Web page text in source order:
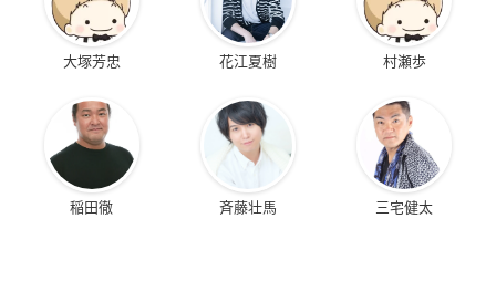
大塚芳忠 花江夏樹 村瀬歩
稲田徹 斉藤壮馬 三宅健太